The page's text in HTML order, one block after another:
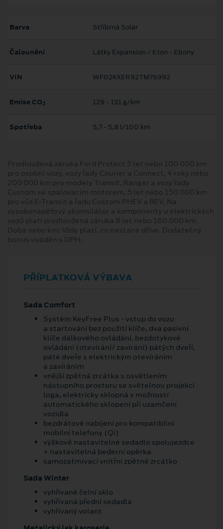
Barva Stříbrná Solar
Čalounění Látky Expansion / Eton - Ebony
VIN WF02KXER92TM76992
Emise CO2 129 ‐ 131 g/km
Spotřeba 5,7 ‐ 5,8 l/100 km
Prodloužená záruka Ford Protect 5 let nebo 100 000 km
pro osobní vozy, vozy řady Courier a Connect, 4 roky nebo
200 000 km pro modely Transit, Ranger a vozy řady
Custom se spalovacím motorem, 5 let nebo 150 000 km
pro vůz E-Transit a řadu Custom PHEV a BEV. Na
vysokonapěťový akumulátor a komponenty u elektrických
vozů platí prodloužená záruka 8 let nebo 160 000 km.
Doba nebo km: Vždy platí, co nastane dříve. Dodatečný
bonus uváděn s DPH.
PŘÍPLATKOVÁ VÝBAVA
Sada Comfort
Systém KeyFree Plus - vstup do vozu
a startování bez použití klíče, dva pasivní
klíče dálkového ovládání, bezdotykové
ovládání (otevírání/ zavírání) pátých dveří,
páté dveře s elektrickým otevíráním
a zavíráním
vnější zpětná zrcátka s osvětlením
nástupního prostoru se světelnou projekcí
loga, elektricky sklopná s možností
automatického sklopení při uzamčení
vozidla
bezdrátové nabíjení pro kompatibilní
mobilní telefony (Qi)
výškově nastavitelné sedadlo spolujezdce
+ nastavitelná bederní opěrka
samozatmívací vnitřní zpětné zrcátko
Sada Winter
vyhřívané čelní sklo
vyhřívaná přední sedadla
vyhřívaný volant